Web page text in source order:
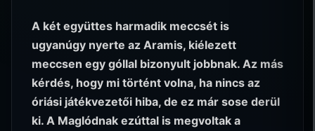
A két együttes harmadik meccsét is
ugyanúgy nyerte az Aramis, kiélezett
meccsen egy góllal bizonyult jobbnak. Az más
kérdés, hogy mi történt volna, ha nincs az
óriási játékvezetői hiba, de ez már sose derül
ki. A Maglódnak ezúttal is megvoltak a